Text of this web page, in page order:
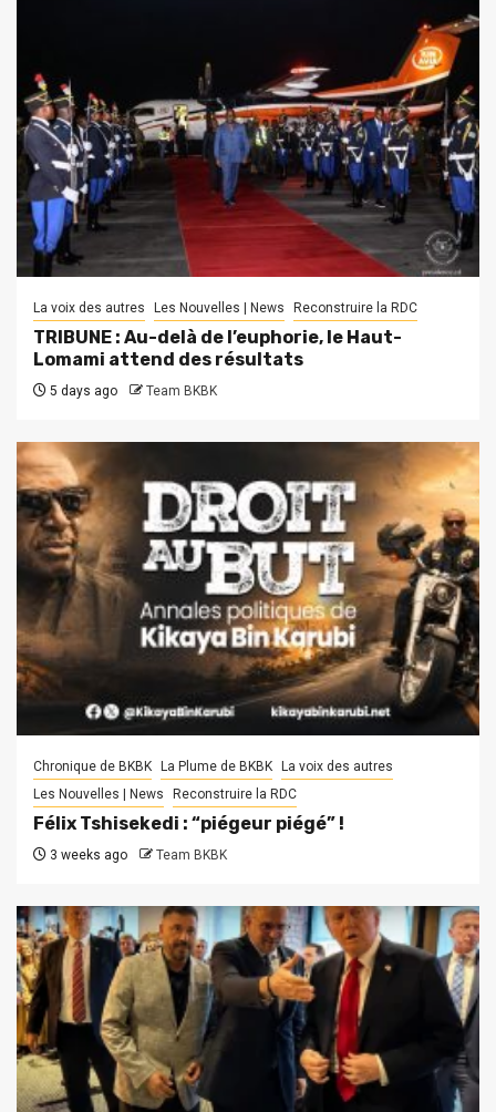
La voix des autres Les Nouvelles | News Reconstruire la RDC
TRIBUNE : Au-delà de l’euphorie, le Haut-
Lomami attend des résultats
5 days ago Team BKBK
Chronique de BKBK La Plume de BKBK
La voix des autres
Les Nouvelles | News
Reconstruire la RDC
Félix Tshisekedi : “piégeur piégé” !
3 weeks ago Team BKBK